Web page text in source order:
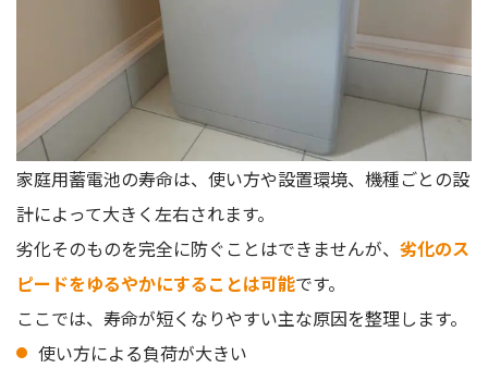
家庭用蓄電池の寿命は、使い方や設置環境、機種ごとの設
計によって大きく左右されます。
劣化そのものを完全に防ぐことはできませんが、 劣化のス
ピードをゆるやかにすることは可能です。
ここでは、寿命が短くなりやすい主な原因を整理します。
使い方による負荷が大きい